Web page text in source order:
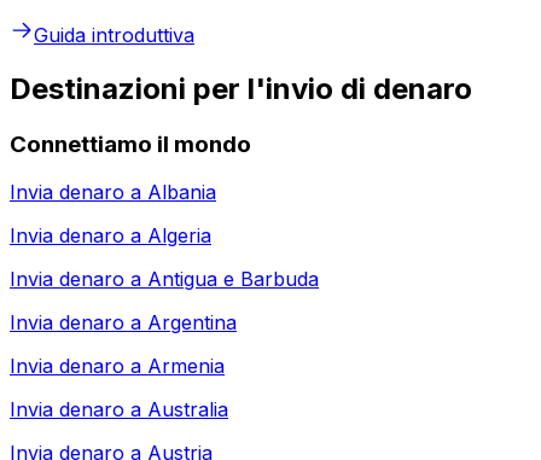
Guida introduttiva
Destinazioni per l'invio di denaro
Connettiamo il mondo
Invia denaro a Albania
Invia denaro a Algeria
Invia denaro a Antigua e Barbuda
Invia denaro a Argentina
Invia denaro a Armenia
Invia denaro a Australia
Invia denaro a Austria